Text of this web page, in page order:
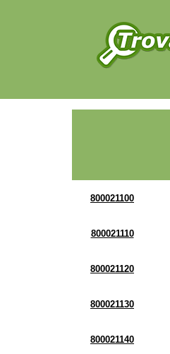
800021100
800021110
800021120
800021130
800021140